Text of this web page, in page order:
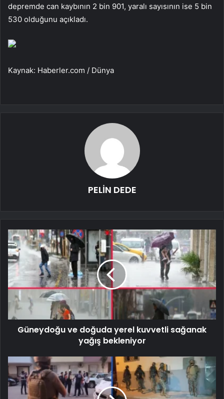
depremde can kaybının 2 bin 901, yaralı sayısının ise 5 bin
530 olduğunu açıkladı.
Kaynak: Haberler.com / Dünya
PELİN DEDE
Güneydoğu ve doğuda yerel kuvvetli sağanak
yağış bekleniyor